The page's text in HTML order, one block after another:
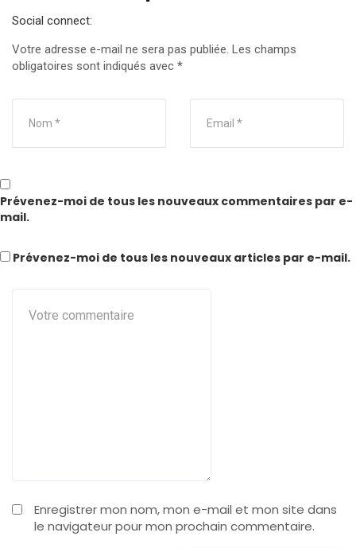
Social connect:
Votre adresse e-mail ne sera pas publiée. Les champs
obligatoires sont indiqués avec *
Enregistrer mon nom, mon e-mail et mon site dans
le navigateur pour mon prochain commentaire.
Prévenez-moi de tous les nouveaux commentaires par e-
mail.
Prévenez-moi de tous les nouveaux articles par e-mail.